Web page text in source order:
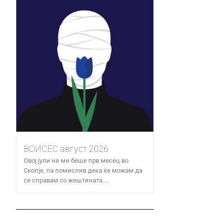
ВОИСЕС август 2026
Овој јули не ми беше прв месец во
Скопје, па помислив дека ќе можам да
се справам со жештината....